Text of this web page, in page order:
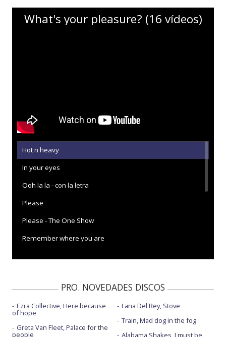
What's your pleasure? (16 vídeos)
Hot n heavy
In your eyes
Ooh la la - con la letra
Please
Please - The One Show
Remember where you are
Save a kiss - Glastonbury 2022
Save a kiss - The Late Late Show with James Corden
Soul control
PRO. NOVEDADES DISCOS
Ezra Collective, Here because
of hope
Greta Van Fleet, Palace for the
people
Lana Del Rey, Stove
Train, Mad dog in the fog
Alabama Shakes, I must be